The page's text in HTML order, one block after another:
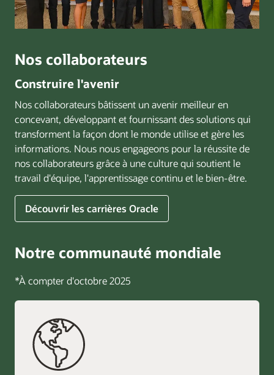
Nos collaborateurs
Construire l'avenir
Nos collaborateurs bâtissent un avenir meilleur en
concevant, développant et fournissant des solutions qui
transforment la façon dont le monde utilise et gère les
informations. Nous nous engageons pour la réussite de
nos collaborateurs grâce à une culture qui soutient le
travail d'équipe, l'apprentissage continu et le bien-être.
Découvrir les carrières Oracle
Notre communauté mondiale
*À compter d'octobre 2025